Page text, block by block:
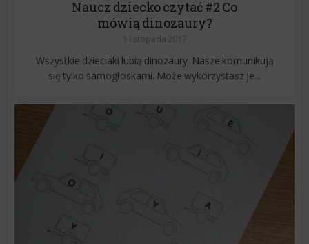
Naucz dziecko czytać #2 Co
mówią dinozaury?
1 listopada 2017
Wszystkie dzieciaki lubią dinozaury. Nasze komunikują
się tylko samogłoskami. Może wykorzystasz je...